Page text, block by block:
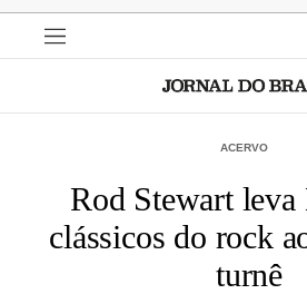
ACERVO
Rod Stewart leva
clássicos do rock
turnê